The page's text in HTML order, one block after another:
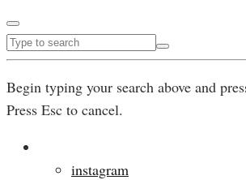
Begin typing your search above and
Press Esc to cancel.
instagram